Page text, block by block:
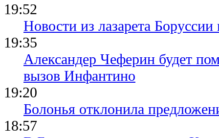
19:52
Новости из лазарета
19:35
Александер Чеферин будет
вызов Инфантино
19:20
Болонья отклонила
18:57